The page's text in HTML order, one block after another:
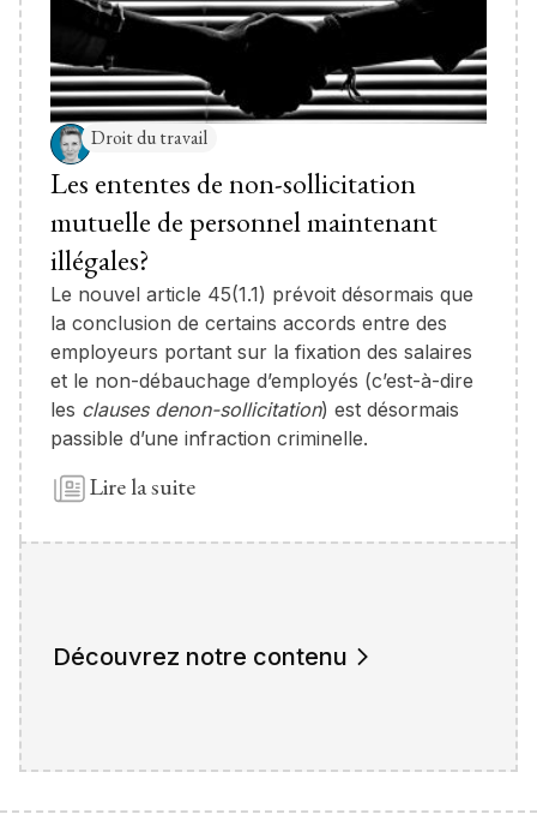
Droit du travail
Les ententes de non-sollicitation
mutuelle de personnel maintenant
illégales?
Le nouvel article 45(1.1) prévoit désormais que
la conclusion de certains accords entre des
employeurs portant sur la fixation des salaires
et le non-débauchage d’employés (c’est-à-dire
les clauses denon-sollicitation) est désormais
passible d’une infraction criminelle.
Lire la suite
Découvrez notre contenu